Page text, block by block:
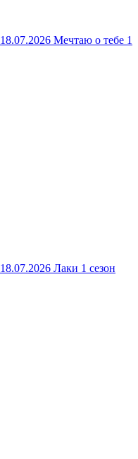
18.07.2026 Мечтаю о тебе 1
18.07.2026 Лаки 1 сезон